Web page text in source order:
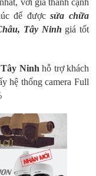
với giá thành cạnh
để đượcsửa chữa
Tây Ninh giá tốt
Ninh hỗ trợ khách
hệ thống camera Full